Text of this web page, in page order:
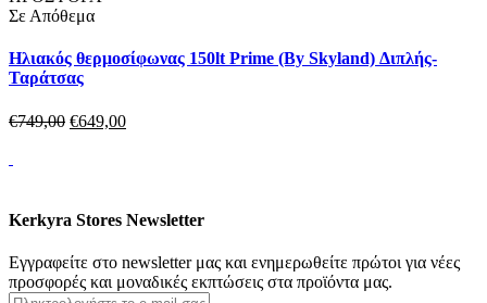
Σε Απόθεμα
Ηλιακός θερμοσίφωνας 150lt Prime (By Skyland) Διπλής-
Ταράτσας
€749,00 €649,00
Kerkyra Stores Newsletter
Εγγραφείτε στο newsletter μας και ενημερωθείτε πρώτοι για νέες
προσφορές και μοναδικές εκπτώσεις στα προϊόντα μας.